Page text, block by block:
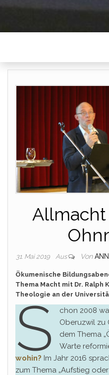
Allmacht
31. Mai 2019 Aus Von
Ökumenische
Thema Macht mit Dr. Ralph
Theologie an der
S
chon 2008
Oberuzwil zu
dem Thema
Warte
wohin? Im Jahr 2016
zum Thema „Aufstieg